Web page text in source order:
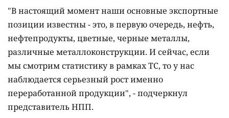
"В настоящий момент наши основные экспортные
позиции известны - это, в первую очередь, нефть,
нефтепродукты, цветные, черные металлы,
различные металлоконструкции. И сейчас, если
мы смотрим статистику в рамках ТС, то у нас
наблюдается серьезный рост именно
переработанной продукции", - подчеркнул
представитель НПП.